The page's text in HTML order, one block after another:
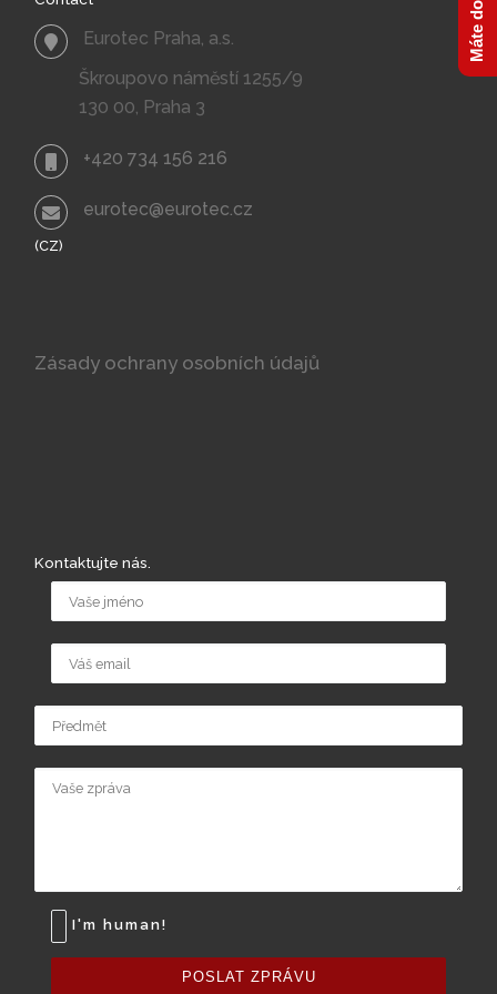
Eurotec Praha, a.s.
Škroupovo náměstí 1255/9
130 00, Praha 3
+420 734 156 216
eurotec@eurotec.cz
(CZ)
Zásady ochrany osobních údajů
Kontaktujte nás.
I'm human!
POSLAT ZPRÁVU